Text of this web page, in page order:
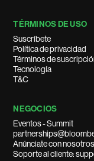
TÉRMINOS DE USO
Suscríbete
Política de privacidad
Términos de
Tecnología
T&C
NEGOCIOS
Eventos - Summit
Anúnciate con
Soporte al cliente: